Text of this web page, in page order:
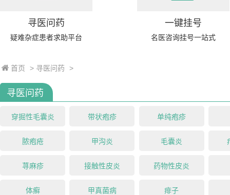
寻医问药
疑难杂症患者求助平台
一键挂号
名医咨询挂号一站式
首页 > 寻医问药 >
寻医问药
穿掘性毛囊炎 带状疱疹 单纯疱疹
脓疱疮 甲沟炎 毛囊炎
荨麻疹 接触性皮炎 药物性皮炎
体癣 甲真菌病 痱子